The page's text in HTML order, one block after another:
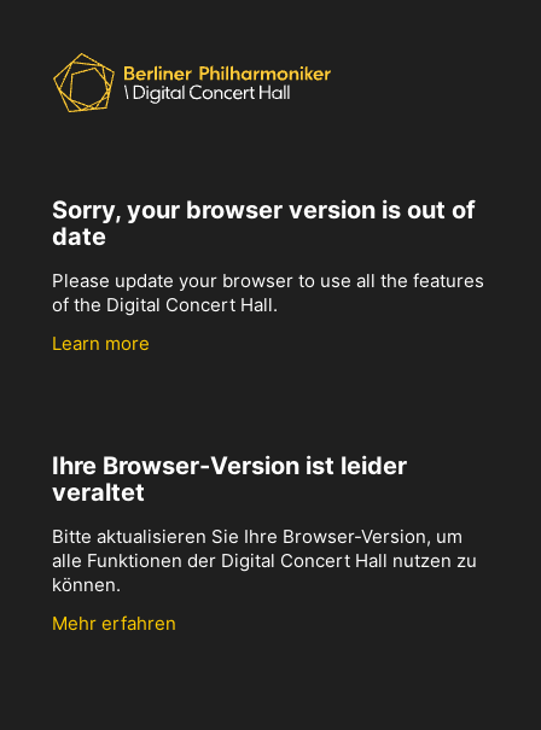
Sorry, your browser version is out of
date
Please update your browser to use all the features
of the Digital Concert Hall.
Learn more
Ihre Browser-Version ist leider
veraltet
Bitte aktualisieren Sie Ihre Browser-Version, um
alle Funktionen der Digital Concert Hall nutzen zu
können.
Mehr erfahren